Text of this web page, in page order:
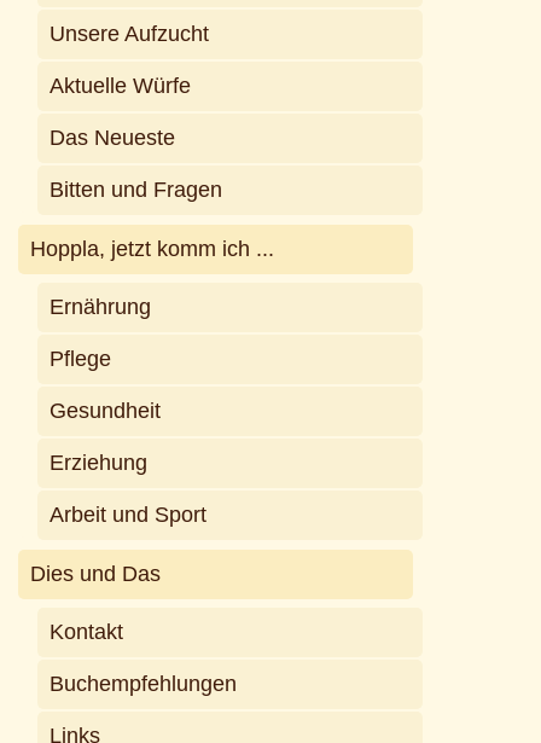
Unsere Aufzucht
Aktuelle Würfe
Das Neueste
Bitten und Fragen
Hoppla, jetzt komm ich ...
Ernährung
Pflege
Gesundheit
Erziehung
Arbeit und Sport
Dies und Das
Kontakt
Buchempfehlungen
Links